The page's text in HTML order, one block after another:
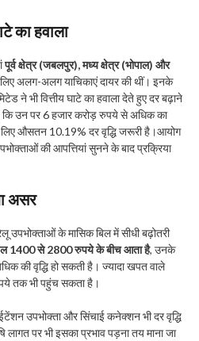
का हवाला
पूर्व क्षेत्र (जबलपुर), मध्य क्षेत्र (भोपाल) और
अलग-अलग याचिकाएं दायर की थीं। इनके
ने भी वित्तीय घाटे का हवाला देते हुए दर बढ़ाने
कि उन पर 6 हजार करोड़ रुपये से अधिक का
लिए औसतन 10.19% दर वृद्धि जरूरी है।आयोग
की आपत्तियां सुनने के बाद प्रक्रिया
असर
उपभोक्ताओं के मासिक बिल में सीधी बढ़ोतरी
1400 से 2800 रुपये के बीच आता है, उनके
की वृद्धि हो सकती है। ज्यादा खपत वाले
तक भी पहुंच सकता है।
उपभोक्ता और सिंचाई कनेक्शन भी दर वृद्धि
पर भी इसका प्रभाव पड़ना तय माना जा